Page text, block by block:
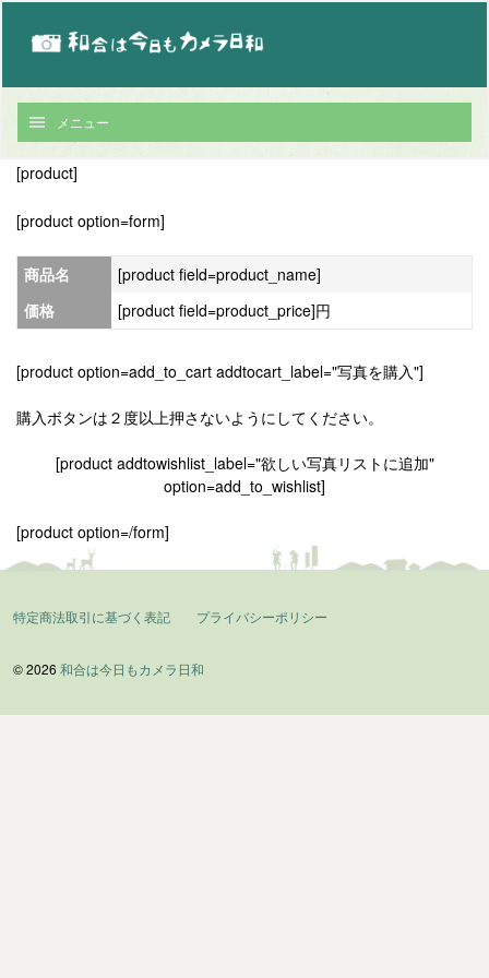
メニュー
[product]
[product option=form]
商品名
[product field=product_name]
価格
[product field=product_price]円
[product option=add_to_cart addtocart_label="写真を購入"]
購入ボタンは２度以上押さないようにしてください。
[product addtowishlist_label="欲しい写真リストに追加"
option=add_to_wishlist]
[product option=/form]
特定商法取引に基づく表記 プライバシーポリシー
© 2026 和合は今日もカメラ日和